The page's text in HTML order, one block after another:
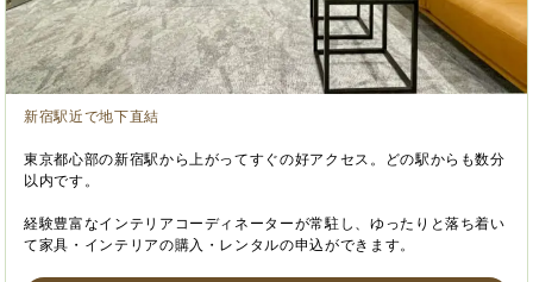
新宿駅近で地下直結
東京都心部の新宿駅から上がってすぐの好アクセス。どの駅からも数分
以内です。
経験豊富なインテリアコーディネーターが常駐し、ゆったりと落ち着い
て家具・インテリアの購入・レンタルの申込ができます。